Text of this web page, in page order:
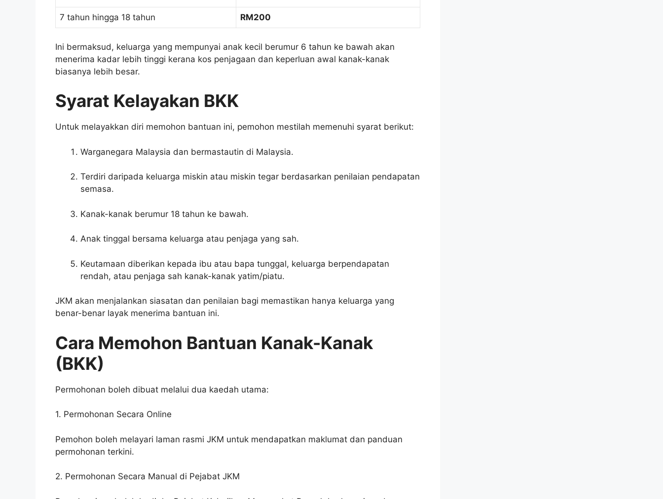
7 tahun hingga 18 tahun RM200
Ini bermaksud, keluarga yang mempunyai anak kecil berumur 6 tahun ke bawah akan
menerima kadar lebih tinggi kerana kos penjagaan dan keperluan awal kanak-kanak
biasanya lebih besar.
Syarat Kelayakan BKK
Untuk melayakkan diri memohon bantuan ini, pemohon mestilah memenuhi syarat berikut:
Warganegara Malaysia dan bermastautin di Malaysia.
Terdiri daripada keluarga miskin atau miskin tegar berdasarkan penilaian pendapatan
semasa.
Kanak-kanak berumur 18 tahun ke bawah.
Anak tinggal bersama keluarga atau penjaga yang sah.
Keutamaan diberikan kepada ibu atau bapa tunggal, keluarga berpendapatan
rendah, atau penjaga sah kanak-kanak yatim/piatu.
JKM akan menjalankan siasatan dan penilaian bagi memastikan hanya keluarga yang
benar-benar layak menerima bantuan ini.
Cara Memohon Bantuan Kanak-Kanak
(BKK)
Permohonan boleh dibuat melalui dua kaedah utama:
1. Permohonan Secara Online
Pemohon boleh melayari laman rasmi JKM untuk mendapatkan maklumat dan panduan
permohonan terkini.
2. Permohonan Secara Manual di Pejabat JKM